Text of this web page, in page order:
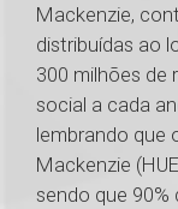
Mackenzie,
distribuídas ao
300 milhões de
social a cada
lembrando que
Mackenzie
sendo que 90%